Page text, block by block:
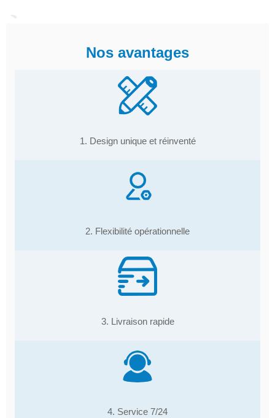
Nos avantages
1. Design unique et réinventé
2. Flexibilité opérationnelle
3. Livraison rapide
4. Service 7/24